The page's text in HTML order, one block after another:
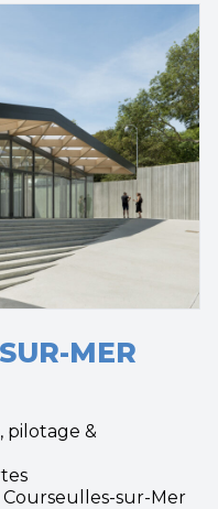
MER
pilotage &
Courseulles-sur-Mer